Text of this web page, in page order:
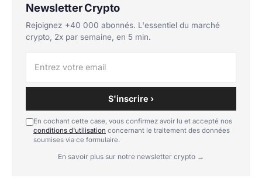
Newsletter Crypto
Rejoignez +40 000 abonnés. L'essentiel du marché
crypto, 2x par semaine, en 5 min.
S'inscrire ›
En cochant cette case, vous confirmez avoir lu et accepté nos
conditions d'utilisation concernant le traitement des données
soumises via ce formulaire.
En savoir plus sur notre newsletter crypto →